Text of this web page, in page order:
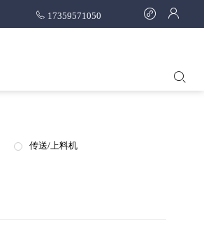
17359571050
传送/上料机